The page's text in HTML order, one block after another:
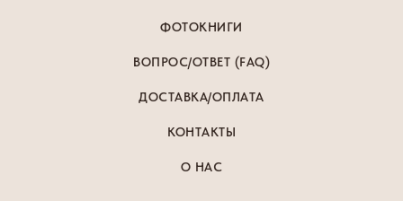
ФОТОКНИГИ
ВОПРОС/ОТВЕТ (FAQ)
ДОСТАВКА/ОПЛАТА
КОНТАКТЫ
О НАС